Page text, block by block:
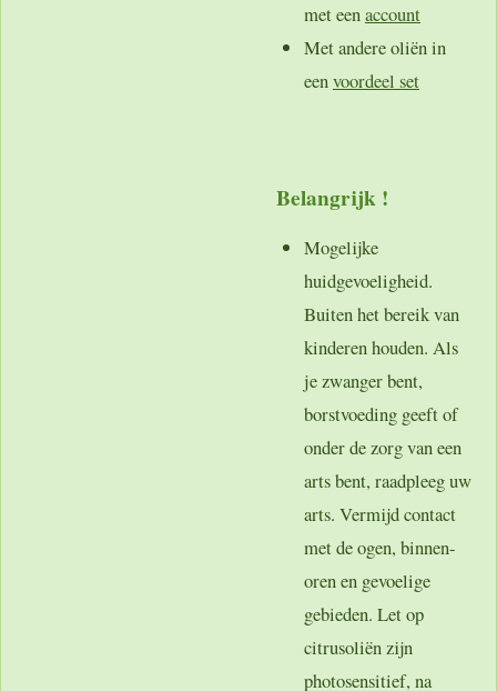
met eenaccount
Met andere oliën in
eenvoordeel set
Belangrijk !
Mogelijke
huidgevoeligheid.
Buiten het bereik van
kinderen houden. Als
je zwanger bent,
borstvoeding geeft of
onder de zorg van een
arts bent, raadpleeg uw
arts. Vermijd contact
met de ogen, binnen-
oren en gevoelige
gebieden. Let op
citrusoliën zijn
photosensitief, na